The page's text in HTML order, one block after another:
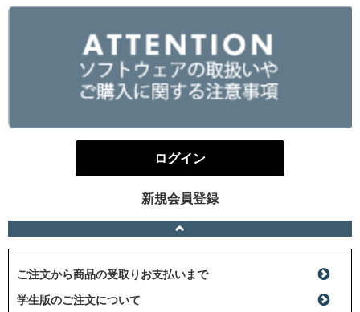
ログイン
新規会員登録
ご注文から商品の受取りお支払いまで
学生版のご注文について